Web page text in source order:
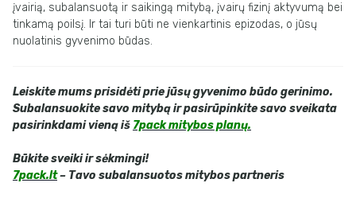
įvairią, subalansuotą ir saikingą mitybą, įvairų fizinį aktyvumą bei
tinkamą poilsį. Ir tai turi būti ne vienkartinis epizodas, o jūsų
nuolatinis gyvenimo būdas.
Leiskite mums prisidėti prie jūsų gyvenimo būdo gerinimo.
Subalansuokite savo mitybą ir pasirūpinkite savo sveikata
pasirinkdami vieną iš 7pack mitybos planų.
Būkite sveiki ir sėkmingi!
7pack.lt– Tavo subalansuotos mitybos partneris